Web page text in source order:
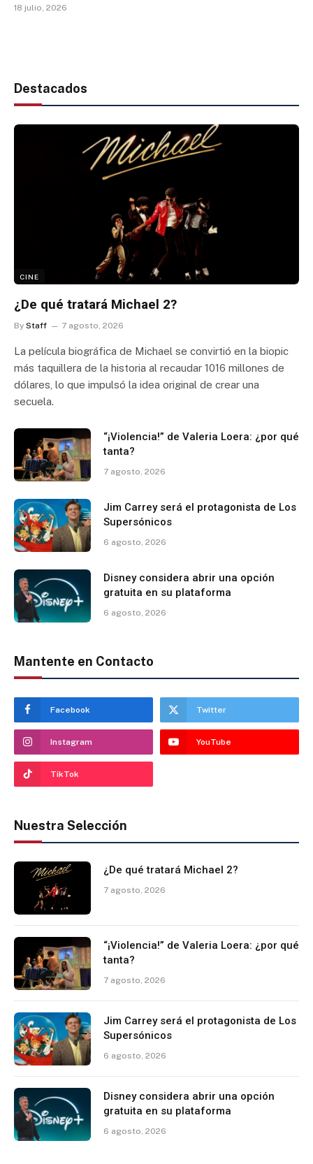
18 julio, 2026
Destacados
CINE
¿De qué tratará Michael 2?
By Staff 7 agosto, 2026
La película biográfica de Michael se convirtió en la biopic
más taquillera de la historia al recaudar 1016 millones de
dólares, lo que impulsó la idea original de crear una
secuela.
“¡Violencia!” de Valeria Loera: ¿por qué
tanta?
7 agosto, 2026
Jim Carrey será el protagonista de Los
Supersónicos
6 agosto, 2026
Disney considera abrir una opción
gratuita en su plataforma
6 agosto, 2026
Mantente en Contacto
Facebook Twitter
Instagram YouTube
TikTok
Nuestra Selección
¿De qué tratará Michael 2?
7 agosto, 2026
“¡Violencia!” de Valeria Loera: ¿por qué
tanta?
7 agosto, 2026
Jim Carrey será el protagonista de Los
Supersónicos
6 agosto, 2026
Disney considera abrir una opción
gratuita en su plataforma
6 agosto, 2026